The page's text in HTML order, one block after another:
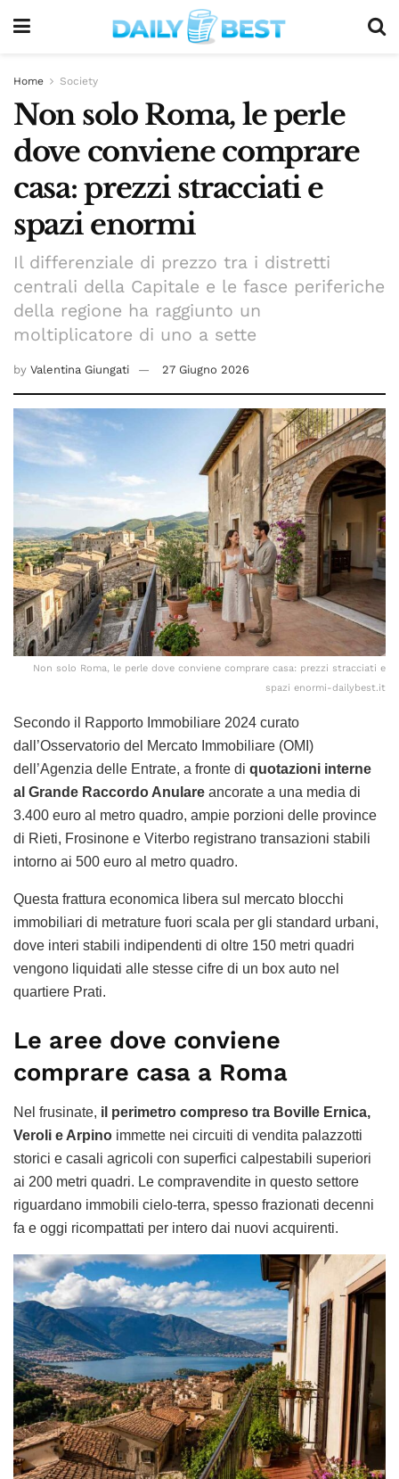
Home Society
Non solo Roma, le perle
dove conviene comprare
casa: prezzi stracciati e
spazi enormi
Il differenziale di prezzo tra i distretti
centrali della Capitale e le fasce periferiche
della regione ha raggiunto un
moltiplicatore di uno a sette
by Valentina Giungati 27 Giugno 2026
Non solo Roma, le perle dove conviene comprare casa: prezzi stracciati e
spazi enormi-dailybest.it
Secondo il Rapporto Immobiliare 2024 curato
dall’Osservatorio del Mercato Immobiliare (OMI)
dell’Agenzia delle Entrate, a fronte di quotazioni interne
al Grande Raccordo Anulare ancorate a una media di
3.400 euro al metro quadro, ampie porzioni delle province
di Rieti, Frosinone e Viterbo registrano transazioni stabili
intorno ai 500 euro al metro quadro.
Questa frattura economica libera sul mercato blocchi
immobiliari di metrature fuori scala per gli standard urbani,
dove interi stabili indipendenti di oltre 150 metri quadri
vengono liquidati alle stesse cifre di un box auto nel
quartiere Prati.
Le aree dove conviene
comprare casa a Roma
Nel frusinate, il perimetro compreso tra Boville Ernica,
Veroli e Arpino immette nei circuiti di vendita palazzotti
storici e casali agricoli con superfici calpestabili superiori
ai 200 metri quadri. Le compravendite in questo settore
riguardano immobili cielo-terra, spesso frazionati decenni
fa e oggi ricompattati per intero dai nuovi acquirenti.